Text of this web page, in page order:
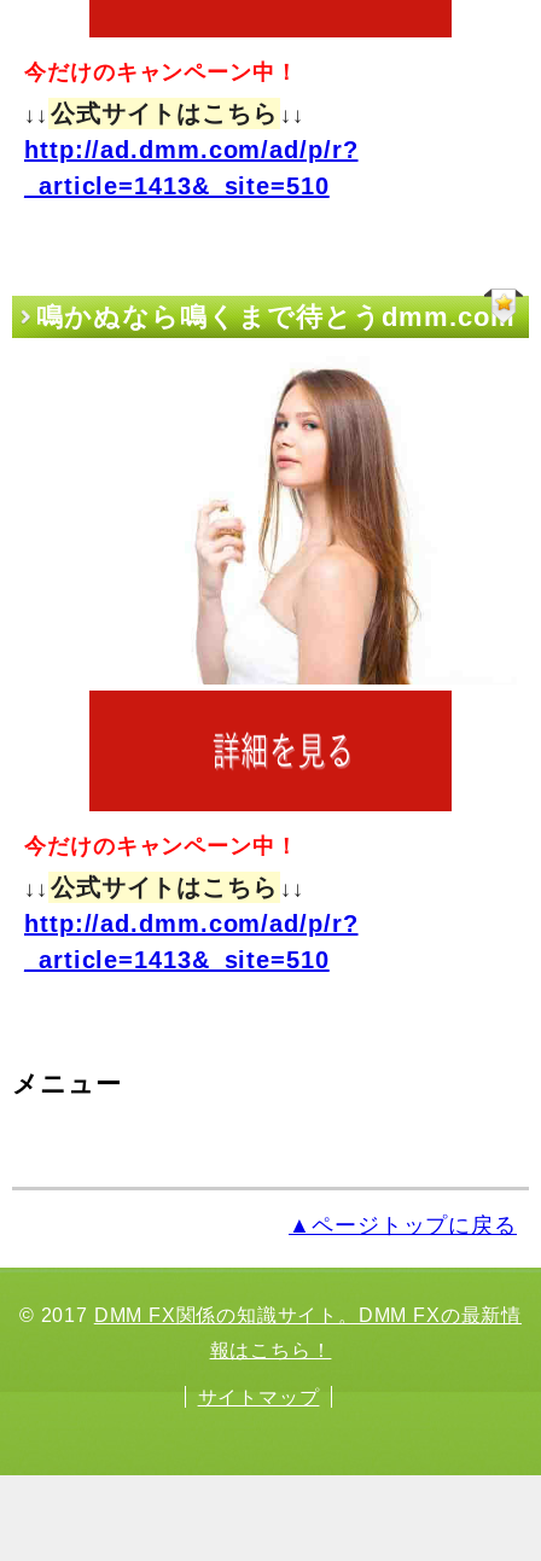
今だけのキャンペーン中！
↓↓ 公式サイトはこちら ↓↓
http://ad.dmm.com/ad/p/r?
_article=1413&_site=510
鳴かぬなら鳴くまで待とうdmm.com
今だけのキャンペーン中！
↓↓ 公式サイトはこちら ↓↓
http://ad.dmm.com/ad/p/r?
_article=1413&_site=510
メニュー
▲ページトップに戻る
© 2017 DMM FX関係の知識サイト。DMM FXの最新情
報はこちら！
サイトマップ